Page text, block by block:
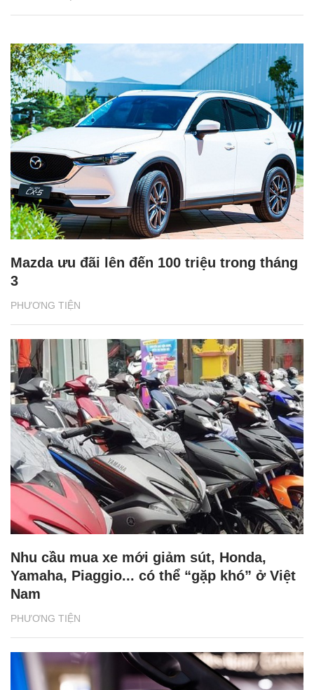
PHƯƠNG TIỆN
Mazda ưu đãi lên đến 100 triệu trong tháng
3
PHƯƠNG TIỆN
Nhu cầu mua xe mới giảm sút, Honda,
Yamaha, Piaggio... có thể “gặp khó” ở Việt
Nam